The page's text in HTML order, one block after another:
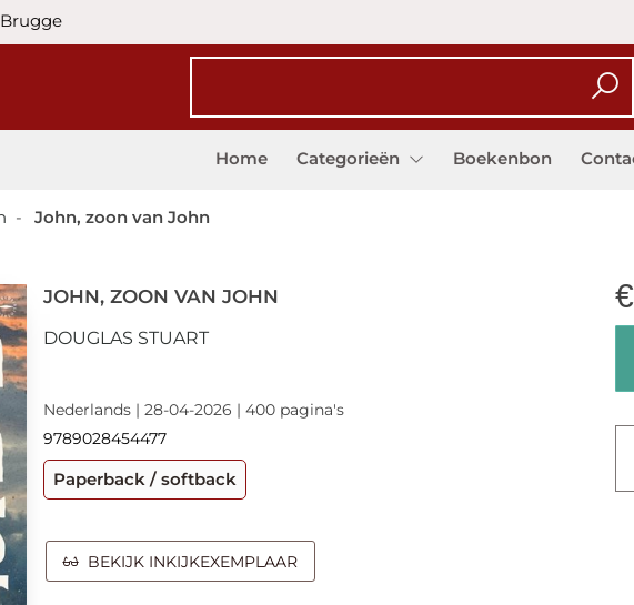
Home Categorieën Boekenbon
- John, zoon van John
JOHN, ZOON VAN JOHN
DOUGLAS STUART
Nederlands | 28-04-2026 | 400 pagina's
9789028454477
Paperback / softback
BEKIJK INKIJKEXEMPLAAR
€